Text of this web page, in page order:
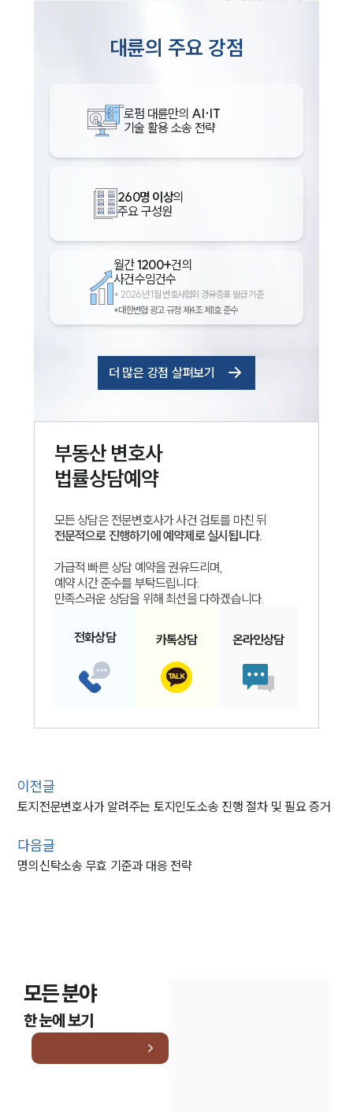
대륜의 주요 강점
로펌 대륜만의 AI·IT
기술 활용 소송 전략
260명 이상의
주요 구성원
월간1200+건의
사건수임건수
* 2026년 1월 변호사협회 경유증표 발급 기준
*대한변협 광고 규정 제4조 제1호 준수
더 많은 강점 살펴보기
부동산변호사
법률상담예약
모든 상담은 전문변호사가 사건 검토를 마친 뒤
전문적으로 진행하기에 예약제로 실시됩니다.
가급적 빠른 상담 예약을 권유드리며,
예약 시간 준수를 부탁드립니다.
만족스러운 상담을 위해 최선을 다하겠습니다.
전화상담 카톡상담 온라인상담
이전글
토지전문변호사가 알려주는 토지인도소송 진행 절차 및 필요 증거
다음글
명의신탁소송 무효 기준과 대응 전략
모든 분야
한 눈에 보기